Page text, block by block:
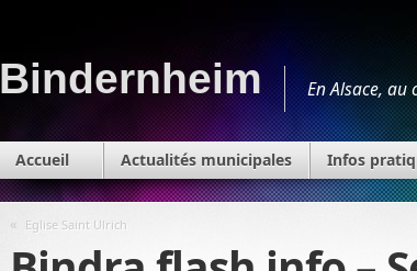
Bindernheim En Alsace,
Accueil Actualités municipales Infos
« Eglise Saint Ulrich